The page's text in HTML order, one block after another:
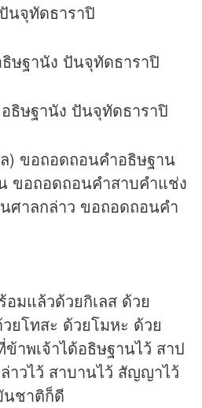
นจุทัดธาราปิ
ษฐานัง ปันจุทัดธาราปิ
ธิษฐานัง ปันจุทัดธาราปิ
) ขอถอดถอนคำอธิษฐาน
ขอถอดถอนคำสาบคำแช่ง
ศาลกล่าว ขอถอดถอนคำ
มแล้วด้วยกิเลส ด้วย
โทสะ ด้วยโมหะ ด้วย
าพเจ้าได้อธิษฐานไว้ สาป
าวไว้ สาบานไว้ สัญญาไว้
ชาติก็ดี